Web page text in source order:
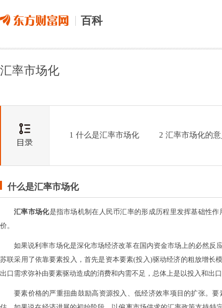
百科
汇率市场化
1 什么是汇率市场化 2 汇率市场化的
什么是汇率市场化
汇率市场化是指市场机制在人民币汇率的形成历程里发挥基础性
价。
如果说利率市场化是深化市场经济改革在国内资金市场上的必然
苏联采用了依靠要素投入，首先是资本要素(投入)驱动经济的粗放增长
出口需求弥补由要素驱动造成的消费和内需不足，总体上是以投入和出
要素价格的严重扭曲鼓励高资源投入、低经济效率项目的扩张。